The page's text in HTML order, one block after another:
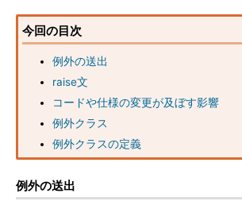
今回の目次
例外の送出
raise文
コードや仕様の変更が及ぼす影響
例外クラス
例外クラスの定義
例外の送出